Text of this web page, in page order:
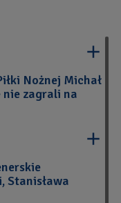

Nożnej Michał
nie zagrali na

Stanisława